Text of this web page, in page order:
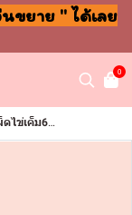
ขยาย " ได้เลย
0
กรัม(แพ็ค5ซอง)